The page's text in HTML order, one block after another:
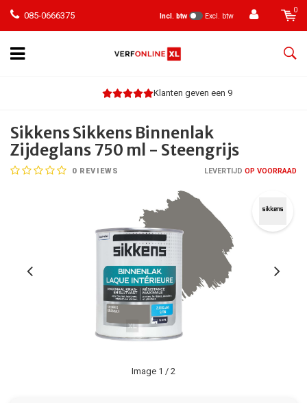
085-0666375 Incl. btw Excl. btw
0
Klanten geven een 9
Sikkens Sikkens Binnenlak
Zijdeglans 750 ml - Steengrijs
0 REVIEWS LEVERTIJD OP VOORRAAD
Image 1 / 2